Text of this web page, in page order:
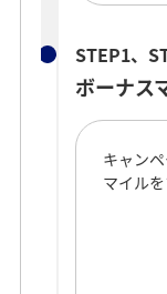
STEP1、
ボーナス
キャン
マイル